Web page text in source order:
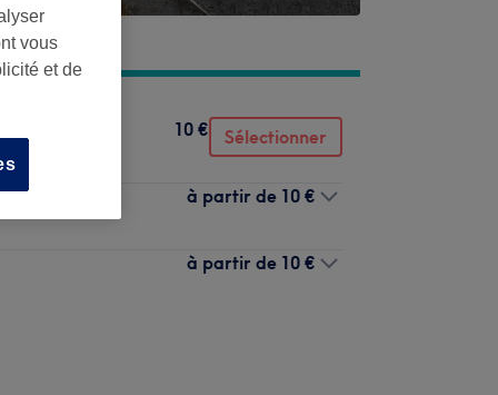
10 € Sélectionner
à partir de 10 €
à partir de 10 €
vous
et de